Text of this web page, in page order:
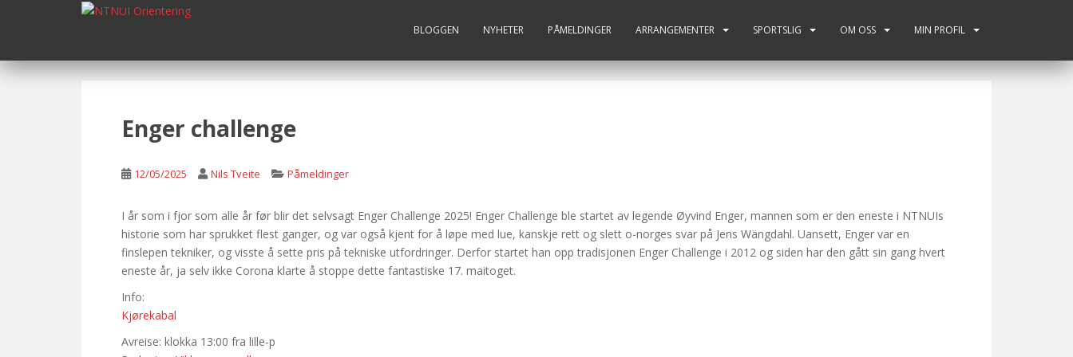
p
BLOGGEN NYHETER PÅMELDINGER ARRANGEMENTER SPORTSLIG OM OSS MIN PROFIL
Enger challenge
12/05/2025 Nils Tveite Påmeldinger
I år som i fjor som alle år før blir det selvsagt Enger Challenge 2025! Enger Challenge ble startet av legende Øyvind Enger, mannen som er den eneste i NTNUIs
historie som har sprukket flest ganger, og var også kjent for å løpe med lue, kanskje rett og slett o-norges svar på Jens Wängdahl. Uansett, Enger var en
finslepen tekniker, og visste å sette pris på tekniske utfordringer. Derfor startet han opp tradisjonen Enger Challenge i 2012 og siden har den gått sin gang hvert
eneste år, ja selv ikke Corona klarte å stoppe dette fantastiske 17. maitoget.
Info:
Kjørekabal
Avreise: klokka 13:00 fra lille-p